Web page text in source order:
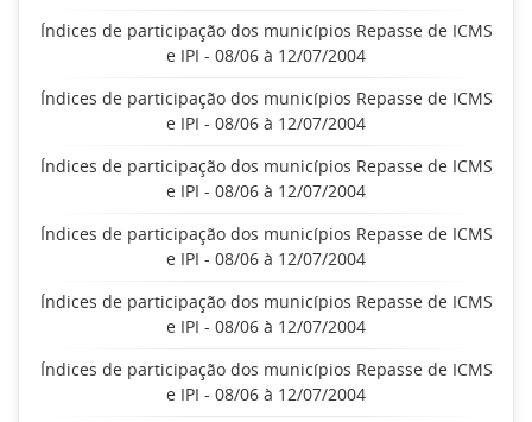
Índices de participação dos municípios Repasse de ICMS
e IPI - 08/06 à 12/07/2004
Índices de participação dos municípios Repasse de ICMS
e IPI - 08/06 à 12/07/2004
Índices de participação dos municípios Repasse de ICMS
e IPI - 08/06 à 12/07/2004
Índices de participação dos municípios Repasse de ICMS
e IPI - 08/06 à 12/07/2004
Índices de participação dos municípios Repasse de ICMS
e IPI - 08/06 à 12/07/2004
Índices de participação dos municípios Repasse de ICMS
e IPI - 08/06 à 12/07/2004